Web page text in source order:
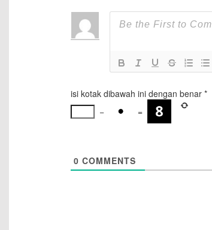
isi kotak dibawah ini dengan benar*
−
=
0 COMMENTS